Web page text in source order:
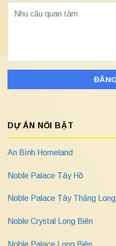
DỰ ÁN NỔI BẬT
An Bình Homeland
Noble Palace Tây Hồ
Noble Palace Tây Thăng Long
Noble Crystal Long Biên
Noble Palace Long Biên